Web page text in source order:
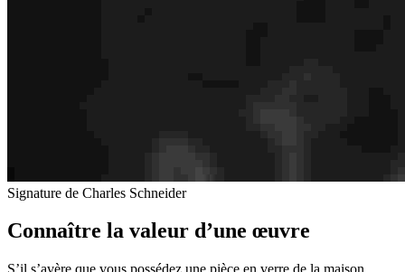
Signature de Charles Schneider
Connaître la valeur d’une œuvre